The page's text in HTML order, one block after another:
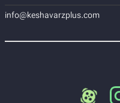
info@keshavarzplus.com